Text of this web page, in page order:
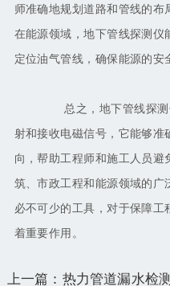
师准确地规划道路和管线的布
在能源领域，地下管线探测
定位油气管线，确保能源的安
总之，地下管线探测
射和接收电磁信号，它能够准
向，帮助工程师和施工人员避
筑、市政工程和能源领域的广
必不可少的工具，对于保障
着重要作用。
上一篇：热力管道漏水检